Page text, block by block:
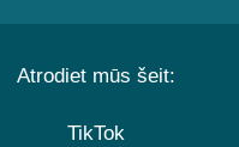
Atrodiet mūs šeit:
TikTok